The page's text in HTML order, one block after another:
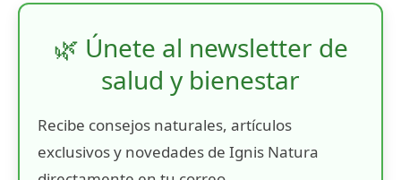
🌿 Únete al newsletter de
salud y bienestar
Recibe consejos naturales, artículos
exclusivos y novedades de Ignis Natura